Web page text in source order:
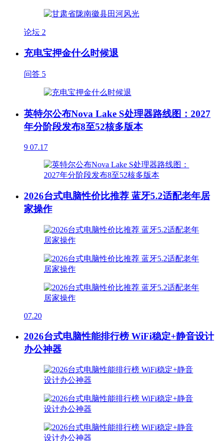
论坛 2
充电宝押金什么时候退
问答 5
英特尔公布Nova Lake S处理器路线图：2027
年分阶段发布8至52核多版本
9 07.17
2026台式电脑性价比推荐 蓝牙5.2适配老年居
家操作
07.20
2026台式电脑性能排行榜 WiFi稳定+静音设计
办公神器